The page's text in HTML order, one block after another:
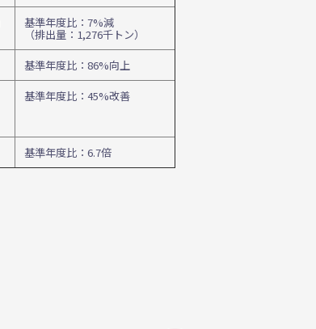
基準年度比：7%減
（排出量：1,276千トン）
基準年度比：86%向上
基準年度比：45%改善
基準年度比：6.7倍